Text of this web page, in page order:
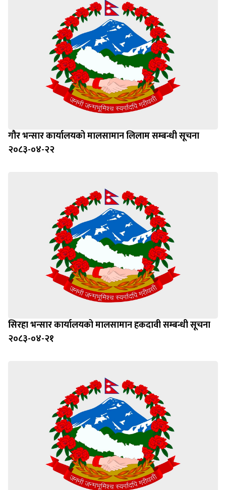
गौर भन्सार कार्यालयको मालसामान लिलाम सम्बन्धी सूचना
२०८३-०४-२२
सिरहा भन्सार कार्यालयको मालसामान हकदावी सम्बन्धी सूचना
२०८३-०४-२१